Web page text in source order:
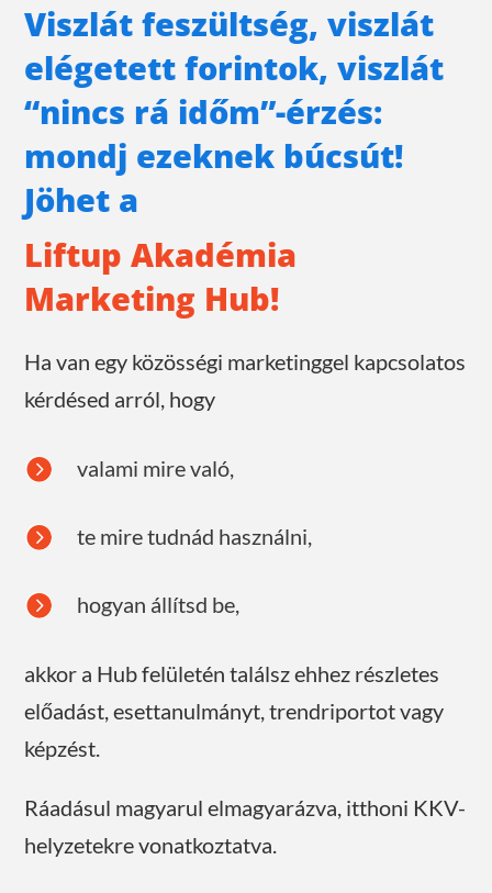
Viszlát feszültség, viszlát
elégetett forintok, viszlát
“nincs rá időm”-érzés:
mondj ezeknek búcsút!
Jöhet a
Liftup Akadémia
Marketing Hub!
Ha van egy közösségi marketinggel kapcsolatos
kérdésed arról, hogy
 valami mire való,
 te mire tudnád használni,
 hogyan állítsd be,
akkor a Hub felületén találsz ehhez részletes
előadást, esettanulmányt, trendriportot vagy
képzést.
Ráadásul magyarul elmagyarázva, itthoni KKV-
helyzetekre vonatkoztatva.